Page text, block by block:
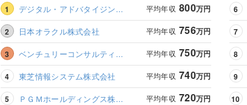
デジタル・アドバタイジン... 平均年収 800万円
日本オラクル株式会社 平均年収 756万円
ベンチュリーコンサルティ... 平均年収 750万円
東芝情報システム株式会社 平均年収 740万円
ＰＧＭホールディングス株... 平均年収 720万円